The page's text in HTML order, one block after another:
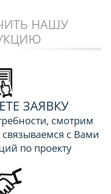
НАШУ
ЗАЯВКУ
смотрим
с Вами
по проекту